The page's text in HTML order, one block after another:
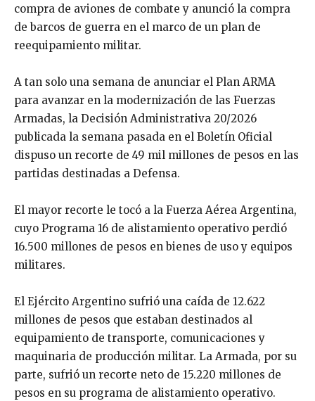
compra de aviones de combate y anunció la compra
de barcos de guerra en el marco de un plan de
reequipamiento militar.
A tan solo una semana de anunciar el Plan ARMA
para avanzar en la modernización de las Fuerzas
Armadas, la Decisión Administrativa 20/2026
publicada la semana pasada en el Boletín Oficial
dispuso un recorte de 49 mil millones de pesos en las
partidas destinadas a Defensa.
El mayor recorte le tocó a la Fuerza Aérea Argentina,
cuyo Programa 16 de alistamiento operativo perdió
16.500 millones de pesos en bienes de uso y equipos
militares.
El Ejército Argentino sufrió una caída de 12.622
millones de pesos que estaban destinados al
equipamiento de transporte, comunicaciones y
maquinaria de producción militar. La Armada, por su
parte, sufrió un recorte neto de 15.220 millones de
pesos en su programa de alistamiento operativo.